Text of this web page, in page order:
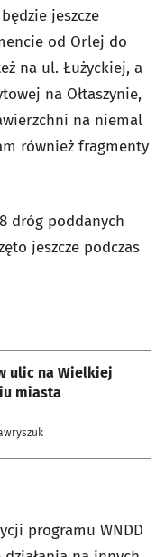
jeszcze
od Orlej do
na ul. Łużyckiej, a
na Ołtaszynie,
na niemal
również fragmenty
dróg poddanych
jeszcze podczas
ulic na Wielkiej
miasta
programu WNDD